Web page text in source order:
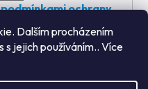
Dalším procházením
jejich používáním.. Více
podmínkami ochrany